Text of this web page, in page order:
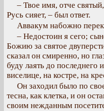
– Твое имя, отче
Русь сияет, – был ответ.
Аввакум набожно
– Недостоин я сего;
Божию за святое
сказал он смиренно, но
буду лаять до последнего
виселице, на костре, на
Он заходил было по
тесна, как клетка, и он
своим нежданным